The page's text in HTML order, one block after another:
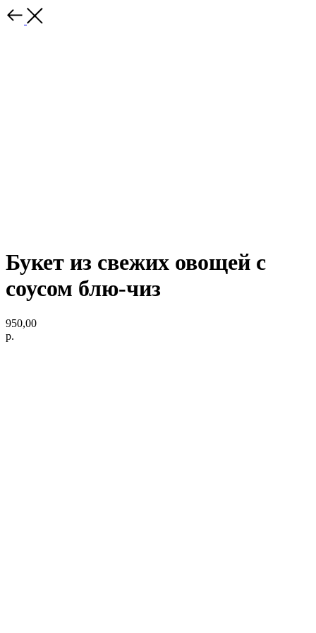
Букет из свежих овощей с
соусом блю-чиз
950,00
р.